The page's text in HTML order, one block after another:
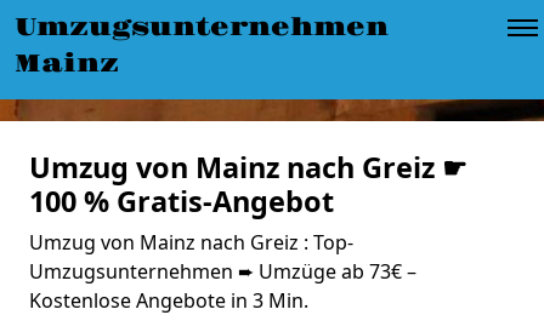
Umzugsunternehmen
Mainz
Umzug von Mainz nach Greiz ☛
100 % Gratis-Angebot
Umzug von Mainz nach Greiz : Top-
Umzugsunternehmen ➨ Umzüge ab 73€ –
Kostenlose Angebote in 3 Min.